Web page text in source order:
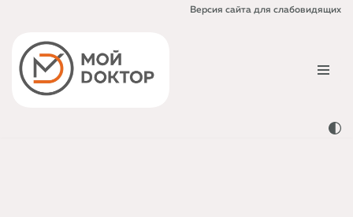
Перейти
содержимому
Версия сайта для слабовидящих